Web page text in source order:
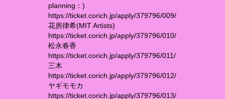
planning：)
https://ticket.corich.jp/apply/379796/009/
花房律希(MIT Artists)
https://ticket.corich.jp/apply/379796/010/
松永春香
https://ticket.corich.jp/apply/379796/011/
三木
https://ticket.corich.jp/apply/379796/012/
ヤギモモカ
https://ticket.corich.jp/apply/379796/013/